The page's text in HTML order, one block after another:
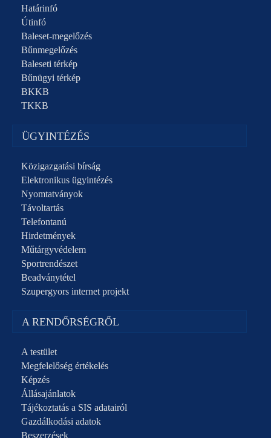
Határinfó
Útinfó
Baleset-megelőzés
Bűnmegelőzés
Baleseti térkép
Bűnügyi térkép
BKKB
TKKB
ÜGYINTÉZÉS
Közigazgatási bírság
Elektronikus ügyintézés
Nyomtatványok
Távoltartás
Telefontanú
Hirdetmények
Műtárgyvédelem
Sportrendészet
Beadványtétel
Szupergyors internet projekt
A RENDŐRSÉGRŐL
A testület
Megfelelőség értékelés
Képzés
Állásajánlatok
Tájékoztatás a SIS adatairól
Gazdálkodási adatok
Beszerzések